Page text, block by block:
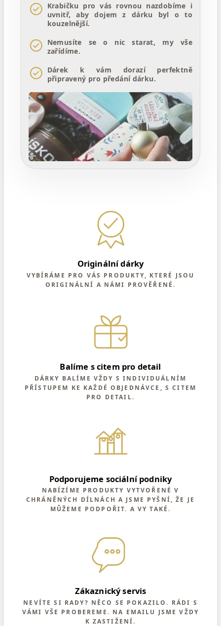
Krabičku pro vás rovnou nazdobíme i
uvnitř, aby dojem z dárku byl o to
kouzelnější.
Nemusíte se o nic starat, my vše
zařídíme.
Dárek k vám dorazí perfektně
připravený pro předání dárku.
Originální dárky
VYBÍRÁME PRO VÁS PRODUKTY, KTERÉ JSOU
ORIGINÁLNÍ A NÁMI PROVĚŘENÉ.
Balíme s citem pro detail
DÁRKY BALÍME VŽDY S INDIVIDUÁLNÍM
PŘÍSTUPEM KE KAŽDÉ OBJEDNÁVCE, S CITEM
PRO DETAIL.
Podporujeme sociální podniky
NABÍZÍME PRODUKTY VYTVOŘENÉ V
CHRÁNĚNÝCH DÍLNÁCH A JSME PYŠNÍ, ŽE JE
MŮŽEME PODPOŘIT. A VY TAKÉ.
Zákaznický servis
NEVÍTE SI RADY? NĚCO SE POKAZILO. RÁDI S
VÁMI VŠE PROBEREME. NA EMAILU JSME VŽDY
K ZASTIŽENÍ.